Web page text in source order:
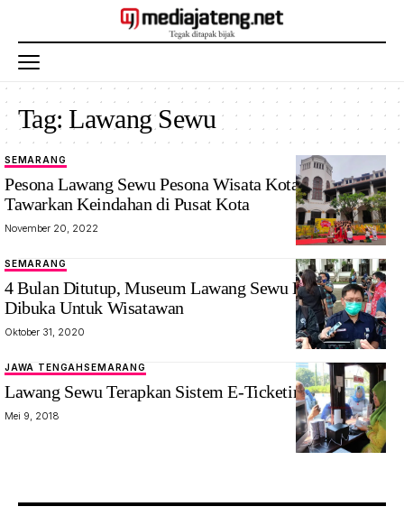
Tag:Lawang Sewu
SEMARANG
Pesona Lawang Sewu Pesona Wisata Kota Semarang.
Tawarkan Keindahan di Pusat Kota
November 20, 2022
SEMARANG
4 Bulan Ditutup, Museum Lawang Sewu Kembali
Dibuka Untuk Wisatawan
Oktober 31, 2020
JAWA TENGAHSEMARANG
Lawang Sewu Terapkan Sistem E-Ticketing
Mei 9, 2018